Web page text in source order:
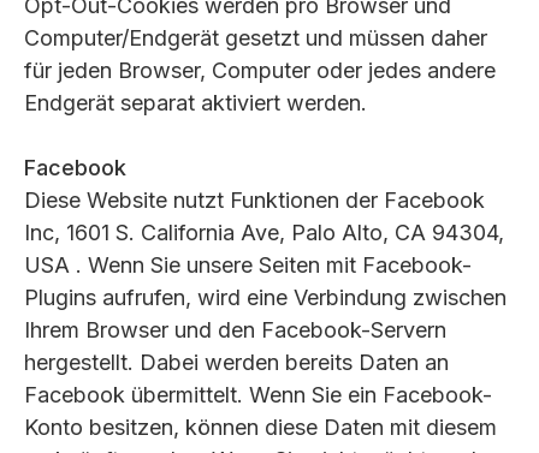
Opt-Out-Cookies werden pro Browser und
Computer/Endgerät gesetzt und müssen daher
für jeden Browser, Computer oder jedes andere
Endgerät separat aktiviert werden.
Facebook
Diese Website nutzt Funktionen der Facebook
Inc, 1601 S. California Ave, Palo Alto, CA 94304,
USA . Wenn Sie unsere Seiten mit Facebook-
Plugins aufrufen, wird eine Verbindung zwischen
Ihrem Browser und den Facebook-Servern
hergestellt. Dabei werden bereits Daten an
Facebook übermittelt. Wenn Sie ein Facebook-
Konto besitzen, können diese Daten mit diesem